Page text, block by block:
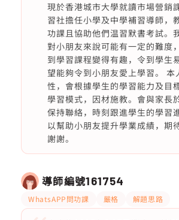
現於香港城市大學就讀市場營銷
習社擔任小學及中學補習導師，
功課且協助他們温習默書考試。
對小朋友來說可能有一定的難度
到學習課程變得有趣，令到學生
望能夠令到小朋友愛上學習。 本
性，會根據學生的學習能力及目
學習模式，因材施教。會與家長
保持聯絡，時刻跟進學生的學習
以幫助小朋友提升學業成績，期
謝謝。
導師編號161754
WhatsAPP問功課 嚴格 解題思路